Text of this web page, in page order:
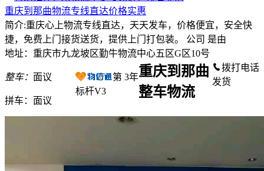
重庆到那曲物流专线直达价格实惠
简介:重庆心上物流专线直达，天天发车，价格便宜，安全快
捷，免费上门接货送货，提供上门打包装。 公司 是由
地址：重庆市九龙坡区勤牛物流中心五区G区10号
整车： 面议
拼车： 面议
第 3年
标杆V3
拨打电话
发货
重庆到那曲
整车物流